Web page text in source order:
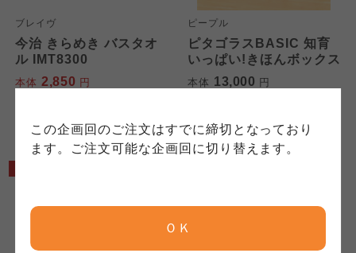
この企画回のご注文はすでに締切となっており
ます。ご注文可能な企画回に切り替えます。
ＯＫ
ブレイヴ
今治 きらめき バスタオ
ル IMT8300
本体 2,850 円
ピープル
ピタゴラスBASIC 知育
いっぱい!きほんボックス
本体 13,000 円
確認のうえ、ご利用ください。なお、クチコミ
投稿については、利用約款の細則として規定さ
れています。
コープしが
ならコープ
おこなっています。
コープ事業連合、ならびに各生協の「個人情報
保護方針」については各生協のボタンをクリッ
クしてご確認ください。
コープしが
各生協の「特定商取引法に基づく表記につい
て」については各生協のボタンをクリックして
ご確認ください。
コープしが
ならコープ